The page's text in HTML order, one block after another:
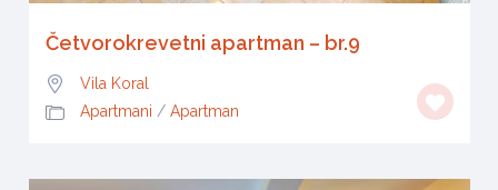
Četvorokrevetni apartman – br.9
Vila Koral
Apartmani / Apartman